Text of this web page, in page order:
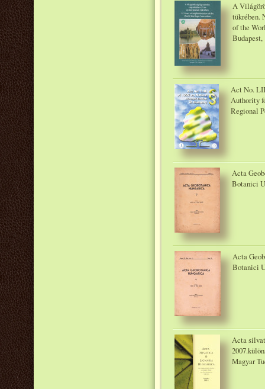
A
tükrében.
of the
Budapest,
Act No.
Authority
Regional
Acta
Botanici
Acta
Botanici
Acta
Magyar